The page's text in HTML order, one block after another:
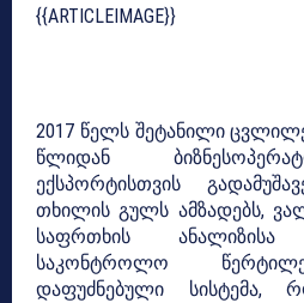
{{ARTICLEIMAGE}}
2017 წელს შეტანილი
წლიდან
ექსპორტისთვის
თხილის გულს ამზადებს,
საფრთხის
საკონტროლო
დაფუძნებული სისტემა,